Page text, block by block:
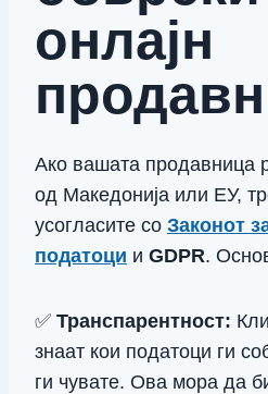
онлајн
Ако вашата продавница
од Македонија или ЕУ,
усогласите со Законот
податоци и GDPR.
✅ Транспарентност:
знаат кои податоци ги
ги чувате. Ова мора да